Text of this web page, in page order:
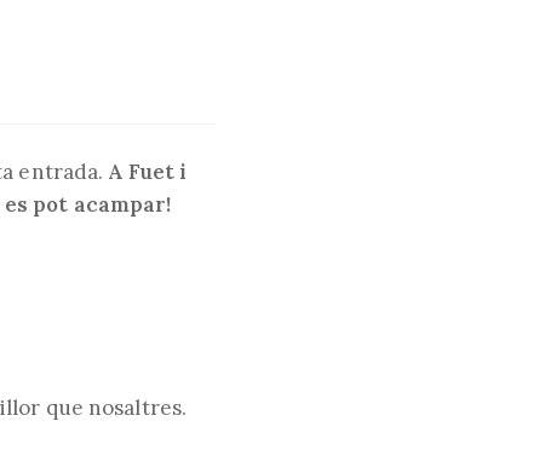
entrada. A Fuet i
pot acampar!
que nosaltres.